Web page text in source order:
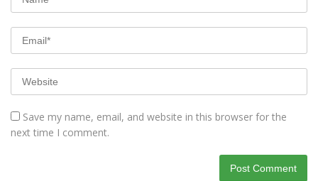
Save my name, email, and website in this browser for the
next time I comment.